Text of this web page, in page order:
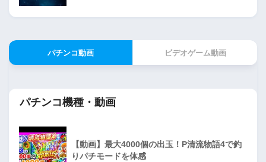
パチンコ動画 ビデオゲーム動画
パチンコ機種・動画
【動画】最大4000個の出玉！P清流物語4で釣
りパチモードを体感